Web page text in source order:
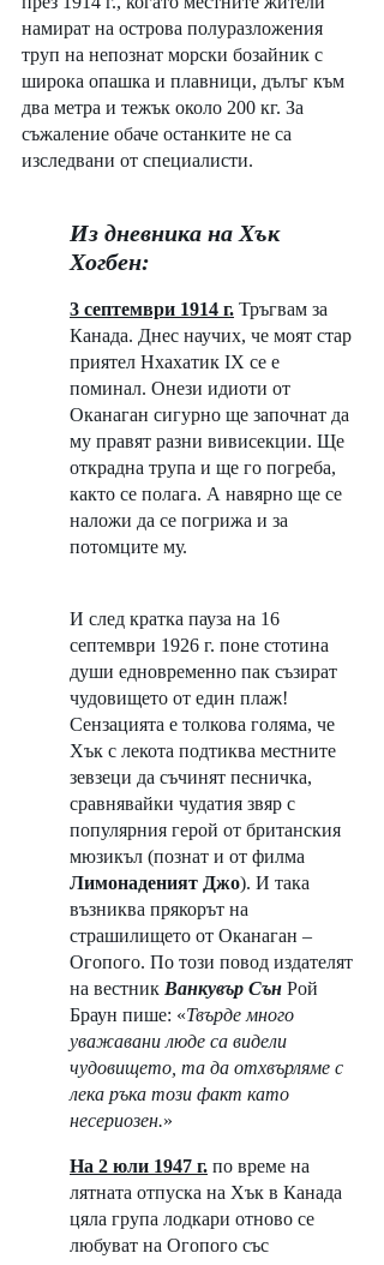
намират на острова полуразложения
труп на непознат морски бозайник с
широка опашка и плавници, дълъг към
два метра и тежък около 200 кг. За
съжаление обаче останките не са
изследвани от специалисти.
Из дневника на Хък
Хогбен:
3 септември 1914 г. Тръгвам за
Канада. Днес научих, че моят стар
приятел Нхахатик IX се е
поминал. Онези идиоти от
Оканаган сигурно ще започнат да
му правят разни вивисекции. Ще
открадна трупа и ще го погреба,
както се полага. А навярно ще се
наложи да се погрижа и за
потомците му.
И след кратка пауза на 16
септември 1926 г. поне стотина
души едновременно пак съзират
чудовището от един плаж!
Сензацията е толкова голяма, че
Хък с лекота подтиква местните
зевзеци да съчинят песничка,
сравнявайки чудатия звяр с
популярния герой от британския
мюзикъл (познат и от филма
Лимонаденият Джо). И така
възниква прякорът на
страшилището от Оканаган –
Огопого. По този повод издателят
на вестник Ванкувър Сън Рой
Браун пише: «Твърде много
уважавани люде са видели
чудовището, та да отхвърляме с
лека ръка този факт като
несериозен.»
На 2 юли 1947 г. по време на
лятната отпуска на Хък в Канада
цяла група лодкари отново се
любуват на Огопого със